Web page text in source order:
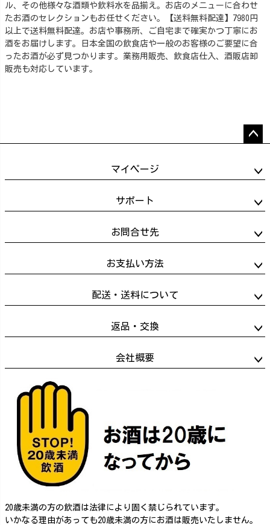
ル、その他様々な酒類や飲料水を品揃え。お店のメニューに合わせ
たお酒のセレクションもお任せください。【送料無料配達】7980円
以上で送料無料配達。お店や事務所、ご自宅まで確実かつ丁寧にお
酒をお届けします。日本全国の飲食店や一般のお客様のご要望に合
ったお酒が必ず見つかります。業務用販売、飲食店仕入、酒販店卸
販売も対応しています。
ップ
マイページ
サポート
お問合せ先
お支払い方法
配送・送料について
返品・交換
会社概要
20歳未満の方の飲酒は法律により固く禁じられています。
いかなる理由があっても20歳未満の方にお酒は販売いたしません。